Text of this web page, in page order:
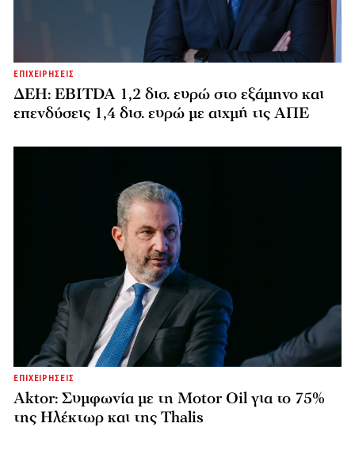
ΕΠΙΧΕΙΡΗΣΕΙΣ
ΔΕΗ: EBITDA 1,2 δισ. ευρώ στο εξάμηνο και
επενδύσεις 1,4 δισ. ευρώ με αιχμή τις ΑΠΕ
ΕΠΙΧΕΙΡΗΣΕΙΣ
Aktor: Συμφωνία με τη Motor Oil για το 75%
της Ηλέκτωρ και της Thalis